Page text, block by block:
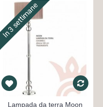
In 3 settimane
Lampada da terra Moon